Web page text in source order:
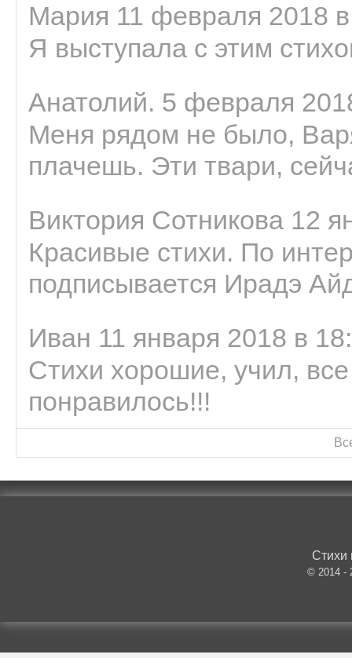
Мария 11 февраля 2018
Я выступала с этим
Анатолий. 5 февраля
Меня рядом не было,
плачешь. Эти твари,
Виктория Сотникова 12
Красивые стихи. По
подписывается Ирадэ
Иван 11 января 2018 в
Стихи хорошие, учил,
понравилось!!!
Стихи
© 2014 -